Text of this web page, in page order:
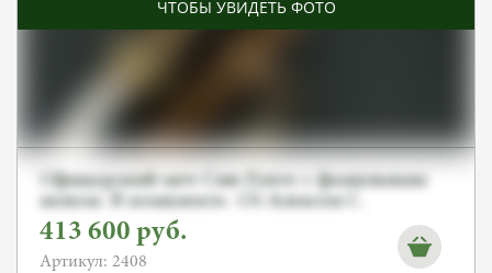
ЧТОБЫ УВИДЕТЬ ФОТО
Офицерский меч Син-Гунто с фамильным
моном. В комплекте. От Алексея С.
413 600 руб.
Артикул: 2408